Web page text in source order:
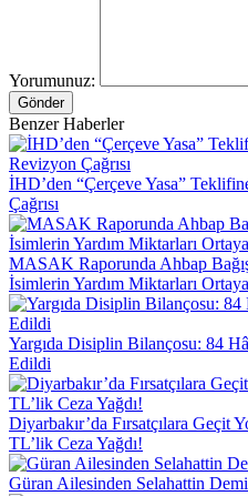
Yorumunuz:
Gönder
Benzer Haberler
İHD’den “Çerçeve Yasa”
Çağrısı
MASAK Raporunda Ahbap
İsimlerin Yardım Miktarları Ortaya
Yargıda Disiplin Bilançosu: 84
Edildi
Diyarbakır’da Fırsatçılara Geçit
TL’lik Ceza Yağdı!
Güran Ailesinden Selahattin